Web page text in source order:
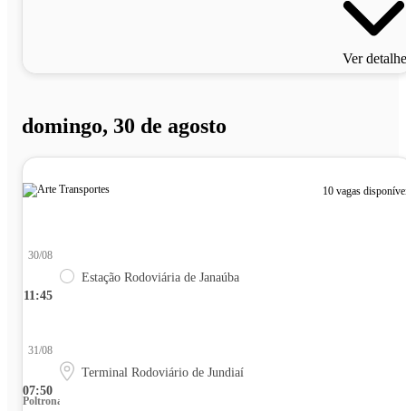
Ver
domingo, 30 de agosto
10 vagas
11:45
30/08
Estação Rodoviária de Janaúba
07:50
31/08
Terminal Rodoviário de Jundiaí
Poltrona